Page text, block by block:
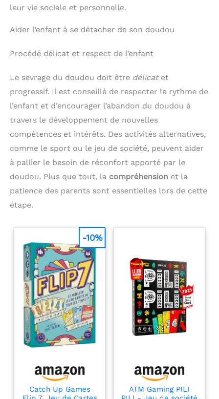
leur vie sociale et personnelle.
Aider l’enfant à se détacher de son doudou
Procédé délicat et respect de l’enfant
Le sevrage du doudou doit être délicatet
progressif. Il est conseillé de respecter le rythme de
l’enfant et d’encourager l’abandon du doudou à
travers le développement de nouvelles
compétences et intérêts. Des activités alternatives,
comme le sport ou le jeu de société, peuvent aider
à pallier le besoin de réconfort apporté par le
doudou. Plus que tout, la compréhension et la
patience des parents sont essentielles lors de cette
étape.
Catch Up Games
-10%
ATM Gaming PILI